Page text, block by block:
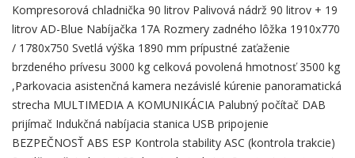
Kompresorová chladnička 90 litrov Palivová nádrž 90 litrov + 19
litrov AD-Blue Nabíjačka 17A Rozmery zadného lôžka 1910x770
/ 1780x750 Svetlá výška 1890 mm prípustné zaťaženie
brzdeného prívesu 3000 kg celková povolená hmotnosť 3500 kg
,Parkovacia asistenčná kamera nezávislé kúrenie panoramatická
strecha MULTIMEDIA A KOMUNIKÁCIA Palubný počítač DAB
prijímač Indukčná nabíjacia stanica USB pripojenie
BEZPEČNOSŤ ABS ESP Kontrola stability ASC (kontrola trakcie)